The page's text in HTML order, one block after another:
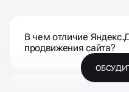
В чем отличие
продвижения сайта?
Контекстная реклама